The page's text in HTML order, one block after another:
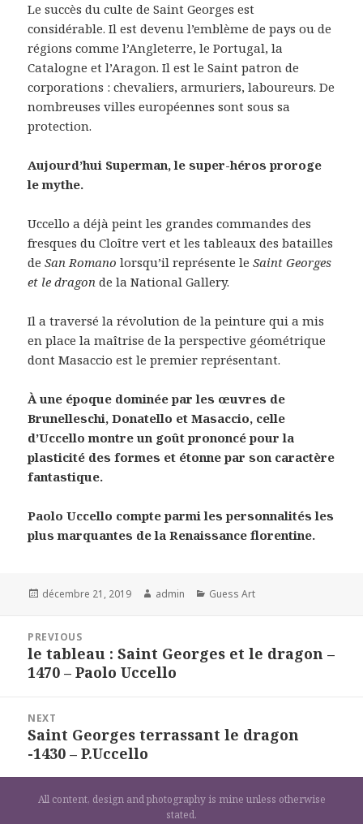
Le succès du culte de Saint Georges est
considérable. Il est devenu l’emblème de pays ou de
régions comme l’Angleterre, le Portugal, la
Catalogne et l’Aragon. Il est le Saint patron de
corporations : chevaliers, armuriers, laboureurs. De
nombreuses villes européennes sont sous sa
protection.
Aujourd’hui Superman, le super-héros proroge
le mythe.
Uccello a déjà peint les grandes commandes des
fresques du Cloître vert et les tableaux des batailles
deSan Romanolorsqu’il représente leSaint Georges
et le dragonde la National Gallery.
Il a traversé la révolution de la peinture qui a mis
en place la maîtrise de la perspective géométrique
dont Masaccio est le premier représentant.
À une époque dominée par les œuvres de
Brunelleschi, Donatello et Masaccio, celle
d’Uccello montre un goût prononcé pour la
plasticité des formes et étonne par son caractère
fantastique.
Paolo Uccello compte parmi les personnalités les
plus marquantes de la Renaissance florentine.
Posted
décembre 21, 2019 Author
admin Categories
Guess Art
l’article
PREVIOUS
Previous
post:
le tableau : Saint Georges et le dragon –
1470 – Paolo Uccello
NEXT
Next
post:
Saint Georges terrassant le dragon
-1430 – P.Uccello
All content, design and photography is mine unless otherwise
stated.